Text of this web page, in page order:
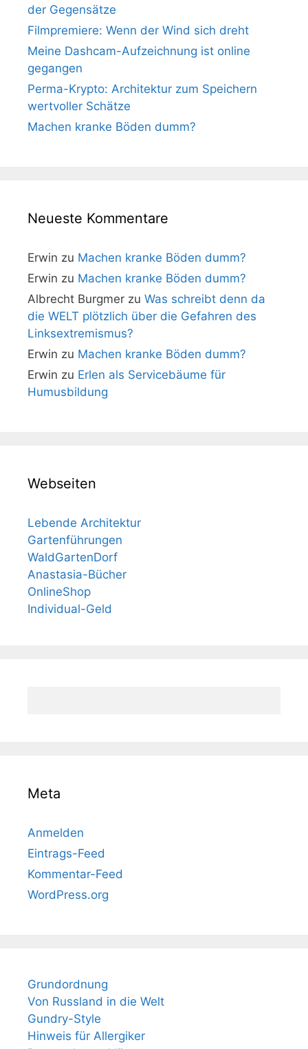
der Gegensätze
Filmpremiere: Wenn der Wind sich dreht
Meine Dashcam-Aufzeichnung ist online
gegangen
Perma-Krypto: Architektur zum Speichern
wertvoller Schätze
Machen kranke Böden dumm?
Neueste Kommentare
Erwin zu Machen kranke Böden dumm?
Erwin zu Machen kranke Böden dumm?
Albrecht Burgmer zu Was schreibt denn da
die WELT plötzlich über die Gefahren des
Linksextremismus?
Erwin zu Machen kranke Böden dumm?
Erwin zu Erlen als Servicebäume für
Humusbildung
Webseiten
Lebende Architektur
Gartenführungen
WaldGartenDorf
Anastasia-Bücher
OnlineShop
Individual-Geld
Meta
Anmelden
Eintrags-Feed
Kommentar-Feed
WordPress.org
Grundordnung
Von Russland in die Welt
Gundry-Style
Hinweis für Allergiker